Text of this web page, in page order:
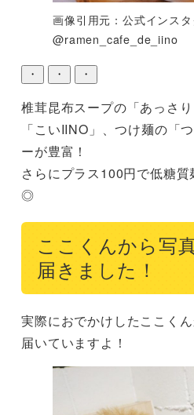
画像引用元：公式インスタ
@ramen_cafe_de_iino
・ ・ ・
椎茸昆布スープの「あっさ
「こいIINO」、つけ麺の「
ーが豊富！
さらにプラス100円で低糖
◎
ここくんから写
届きました！
実際におでかけしたここく
届いていますよ！